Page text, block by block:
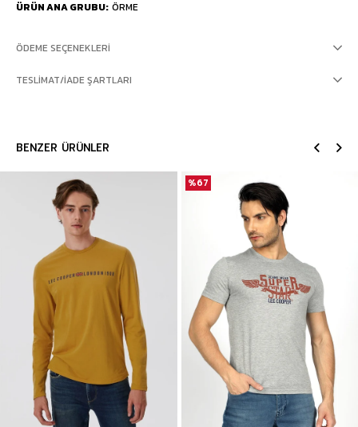
ÜRÜN ANA GRUBU ÖRME
ÖDEME SEÇENEKLERI
TESLIMAT/İADE ŞARTLARI
BENZER ÜRÜNLER
%67